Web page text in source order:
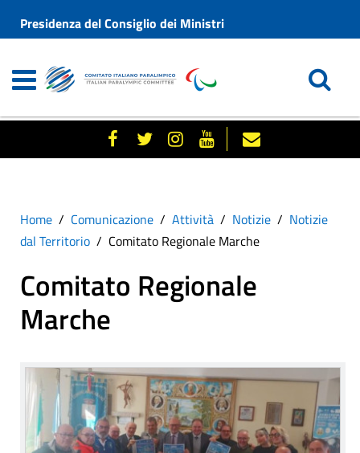
Presidenza del Consiglio dei Ministri
Home Comunicazione Attività Notizie
Notizie
dal Territorio
Comitato Regionale Marche
Comitato Regionale
Marche